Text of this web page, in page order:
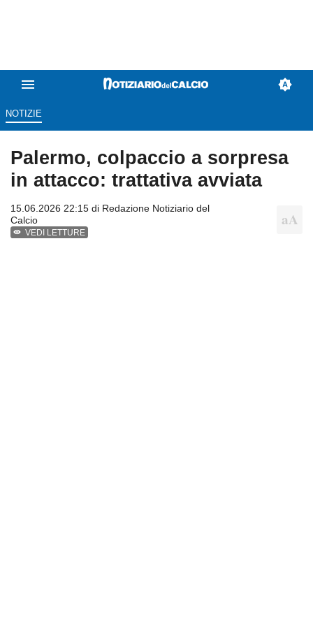
NOTIZIE
Palermo, colpaccio a sorpresa
in attacco: trattativa avviata
15.06.2026 22:15 di Redazione Notiziario del
Calcio
VEDI LETTURE